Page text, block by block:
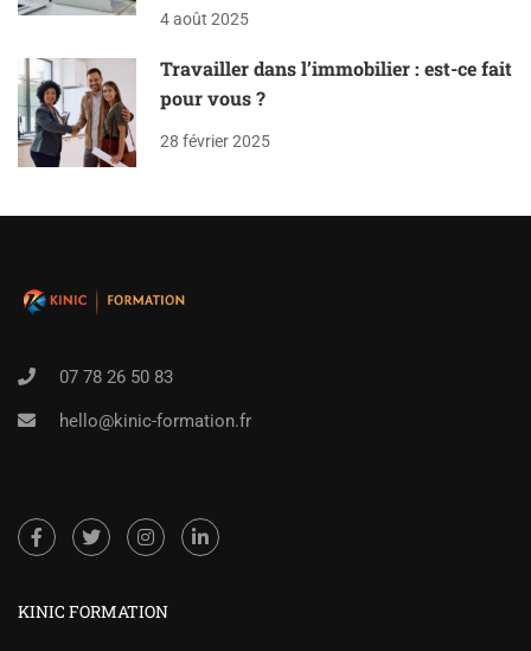
4 août 2025
Travailler dans l’immobilier : est-ce fait
pour vous ?
28 février 2025
07 78 26 50 83
hello@kinic-formation.fr
KINIC FORMATION